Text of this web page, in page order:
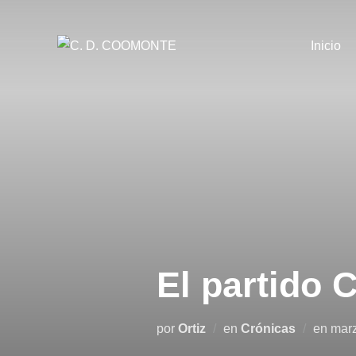
Inicio
El partido
por Ortiz en Crónicas en